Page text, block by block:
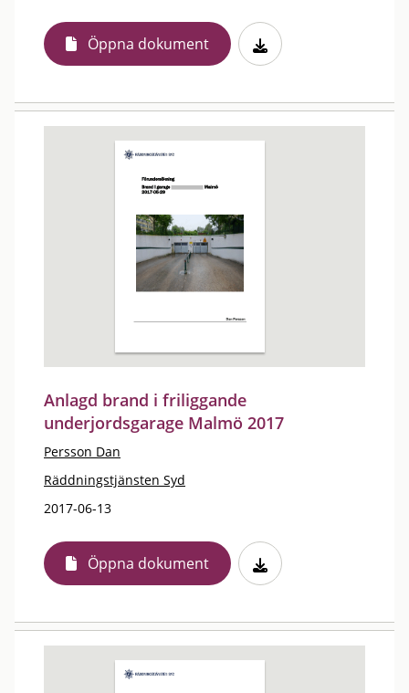
Öppna dokument
Anlagd brand i friliggande
underjordsgarage Malmö 2017
Persson Dan
Räddningstjänsten Syd
2017-06-13
Öppna dokument